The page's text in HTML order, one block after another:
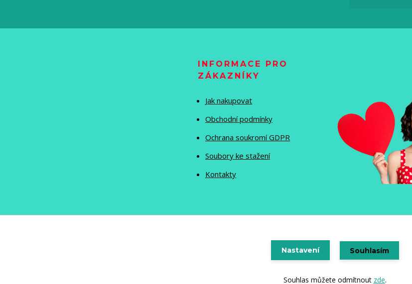
INFORMACE PRO
ZÁKAZNÍKY
Jak nakupovat
Obchodní podmínky
Ochrana soukromí GDPR
Soubory ke stažení
Kontakty
Vytvořeno na Eshop-rychle.cz
Nastavení Souhlasím
Souhlas můžete odmítnout zde.